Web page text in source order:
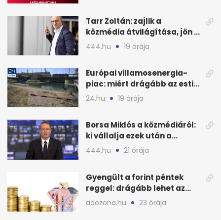
Tarr Zoltán: zajlik a
közmédia átvilágítása, jön a
nyilvános véleményezés
444.hu 19 órája
Európai villamosenergia-
piac: miért drágább az esti
áram Magyarországon
24.hu 19 órája
Borsa Miklós a közmédiáról:
ki vállalja ezek után a
munkát?
444.hu 21 órája
Gyengült a forint péntek
reggel: drágább lehet az
euró és a dollár
adozona.hu 23 órája